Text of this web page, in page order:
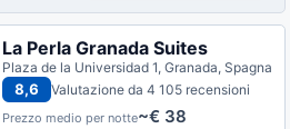
La Perla Granada Suites
Plaza de la Universidad 1, Granada, Spagna
8,6 Valutazione da 4 105 recensioni
Prezzo medio per notte~€ 38